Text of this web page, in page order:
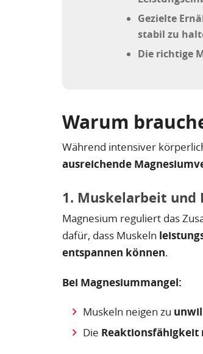
Gezielte
stabil zu
Die richtige
Warum
Während intensiver
ausreichende
1. Muskelarbeit
Magnesium reguliert das
dafür, dass Muskeln
entspannen können.
Bei Magnesiummangel:
Muskeln neigen zu
Die Reaktionsfähigkeit